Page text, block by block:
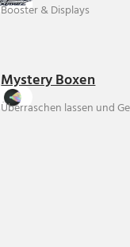
Booster & Displays
Mystery Boxen
Überraschen lassen und